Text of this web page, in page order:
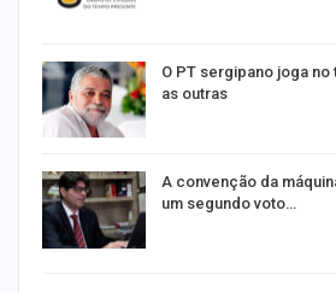
O PT sergipano joga
as outras
A convenção da
um segundo voto…